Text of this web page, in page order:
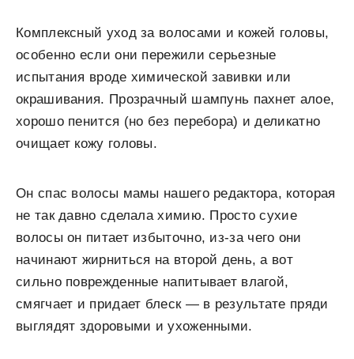
Комплексный уход за волосами и кожей головы,
особенно если они пережили серьезные
испытания вроде химической завивки или
окрашивания. Прозрачный шампунь пахнет алое,
хорошо пенится (но без перебора) и деликатно
очищает кожу головы.
Он спас волосы мамы нашего редактора, которая
не так давно сделала химию. Просто сухие
волосы он питает избыточно, из-за чего они
начинают жирниться на второй день, а вот
сильно поврежденные напитывает влагой,
смягчает и придает блеск — в результате пряди
выглядят здоровыми и ухоженными.